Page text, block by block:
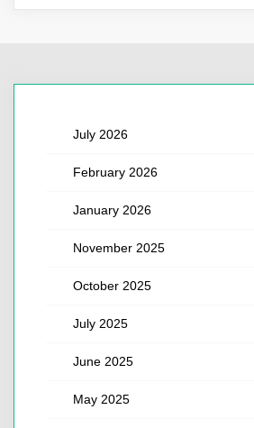
July 2026
February 2026
January 2026
November 2025
October 2025
July 2025
June 2025
May 2025